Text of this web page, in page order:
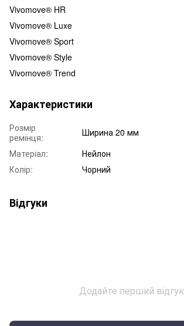
Vivomove® HR
Vivomove® Luxe
Vivomove® Sport
Vivomove® Style
Vivomove® Trend
Характеристики
Розмір
ремінця:
Ширина 20 мм
Матеріал:
Нейлон
Колір:
Чорний
Відгуки
Додайте перший відгук